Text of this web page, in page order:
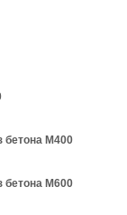
бетона М400
бетона М600